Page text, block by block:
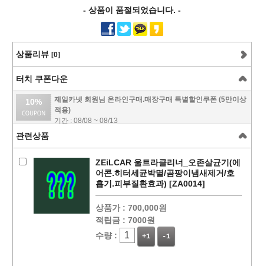
- 상품이 품절되었습니다. -
상품리뷰 [0]
터치 쿠폰다운
10%
제일카넷 회원님 온라인구매.매장구매 특별할인쿠폰 (5만이상
적용)
기간 : 08/08 ~ 08/13
관련상품
ZEiLCAR 울트라클리너_오존살균기(에
어콘.히터세균박멸/곰팡이냄새제거/호
흡기.피부질환효과) [ZA0014]
상품가 : 700,000원
적립금 : 7000원
수량 :
+1 -1